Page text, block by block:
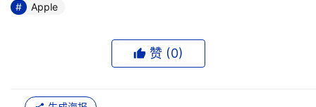
可以通过感测周围光线的亮度，自动调节显示器的亮度和键
其他主要配置如下：CPU为1GHz PowerBook
Apple
赞 (0)